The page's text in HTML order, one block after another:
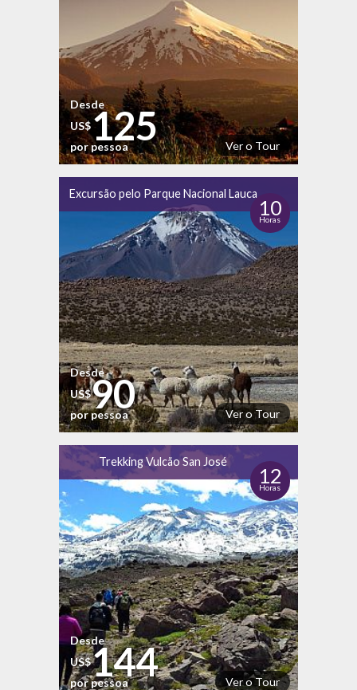
Ver o Tour
Desde
US$125
por pessoa
Excursão pelo Parque Nacional Lauca
10
Horas
Ver o Tour
Desde
US$90
por pessoa
Trekking Vulcão San José
12
Horas
Ver o Tour
Desde
US$144
por pessoa